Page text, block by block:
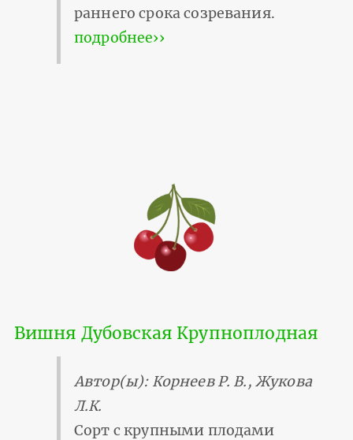
раннего срока созревания.
подробнее››
Вишня Дубовская Крупноплодная
Автор(ы): Корнеев Р. В., Жукова
Л.К.
Сорт с крупными плодами